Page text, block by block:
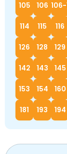
105 106
114 115 116
126 128 129
142 143 145
153 154 160
181 193 194